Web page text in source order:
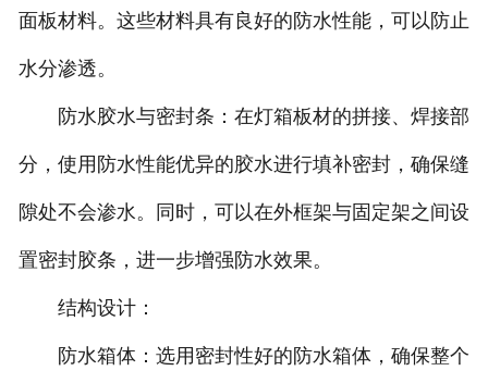
面板材料。这些材料具有良好的防水性能，可以防止
水分渗透。
防水胶水与密封条：在灯箱板材的拼接、焊接部
分，使用防水性能优异的胶水进行填补密封，确保缝
隙处不会渗水。同时，可以在外框架与固定架之间设
置密封胶条，进一步增强防水效果。
结构设计：
防水箱体：选用密封性好的防水箱体，确保整个